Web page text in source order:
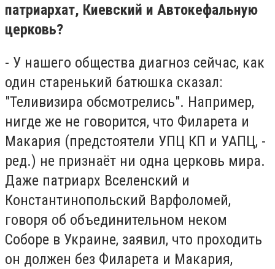
патриархат, Киевский и Автокефальную
церковь?
- У нашего общества диагноз сейчас, как
один старенький батюшка сказал:
"Теливизира обсмотрелись". Например,
нигде же не говорится, что Филарета и
Макария (предстоятели УПЦ КП и УАПЦ, -
ред.) не признаёт ни одна церковь мира.
Даже патриарх Вселенский и
Константинопольский Варфоломей,
говоря об объединительном неком
Соборе в Украине, заявил, что проходить
он должен без Филарета и Макария,